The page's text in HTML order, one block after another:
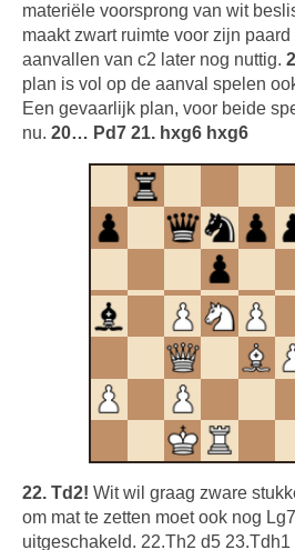
materiële voorsprong van wit
maakt zwart ruimte voor zijn
aanvallen van c2 later nog nuttig.
plan is vol op de aanval spelen
Een gevaarlijk plan, voor beide
nu. 20… Pd7 21. hxg6 hxg6
22. Td2! Wit wil graag zware
om mat te zetten moet ook nog
uitgeschakeld. 22.Th2 d5